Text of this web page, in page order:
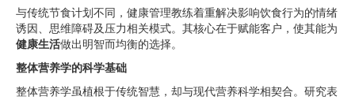
与传统节食计划不同，健康管理教练着重解决影响饮食行为的情绪
诱因、思维障碍及压力相关模式。其核心在于赋能客户，使其能为
健康生活做出明智而均衡的选择。
整体营养学的科学基础
整体营养学虽植根于传统智慧，却与现代营养科学相契合。研究表